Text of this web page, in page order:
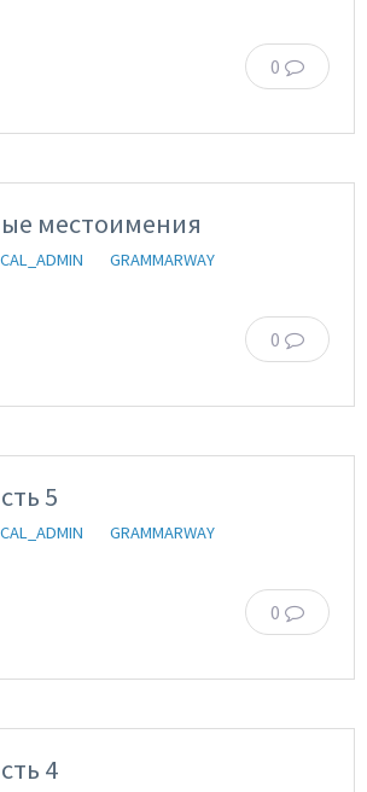
0
местоимения
GRAMMARWAY
0
5
GRAMMARWAY
0
4